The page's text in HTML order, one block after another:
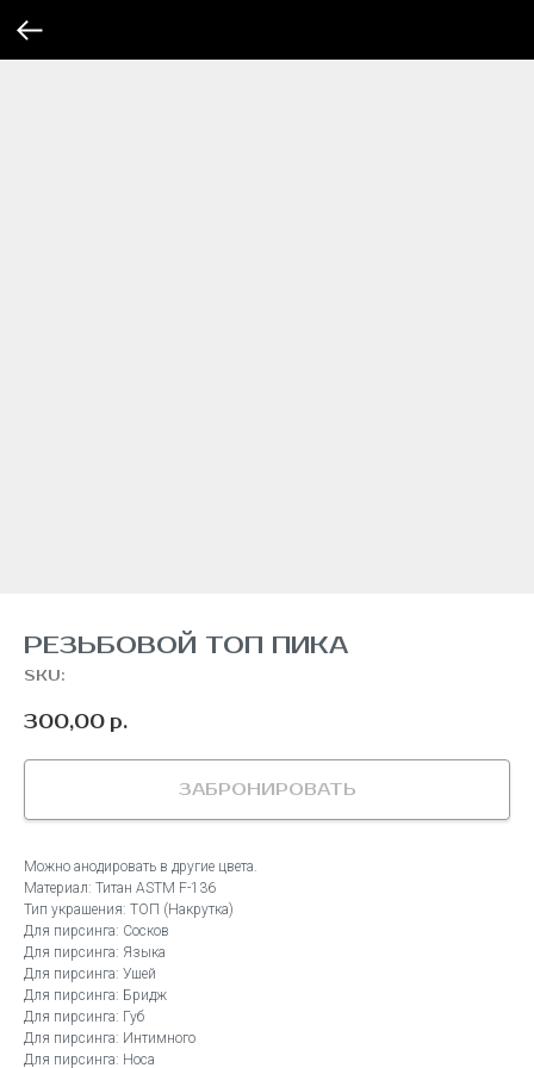
РЕЗЬБОВОЙ ТОП ПИКА
SKU:
300,00 р.
ЗАБРОНИРОВАТЬ
Можно анодировать в другие цвета.
Материал: Титан ASTM F-136
Тип украшения: ТОП (Накрутка)
Для пирсинга: Сосков
Для пирсинга: Языка
Для пирсинга: Ушей
Для пирсинга: Бридж
Для пирсинга: Губ
Для пирсинга: Интимного
Для пирсинга: Носа